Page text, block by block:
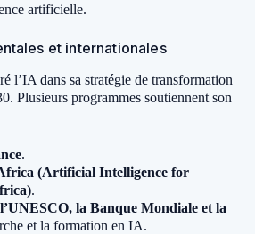
artificielle.
et internationales
l’IA dans sa stratégie de transformation
Plusieurs programmes soutiennent son
.
(Artificial Intelligence for
.
la Banque Mondiale et la
et la formation en IA.